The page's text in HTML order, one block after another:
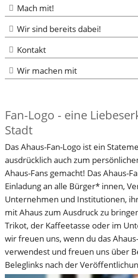
Mach mit!
Wir sind bereits dabei!
Kontakt
Wir machen mit
Fan-Logo - eine
Stadt
Das Ahaus-Fan-Logo ist ein
ausdrücklich auch zum
Ahaus-Fans gemacht! Das Ahaus-
Einladung an alle Bürger* innen,
Unternehmen und Institutionen,
mit Ahaus zum Ausdruck zu
Trikot, der Kaffeetasse oder im
wir freuen uns, wenn du das
verwendest und freuen uns über
Beleglinks nach der